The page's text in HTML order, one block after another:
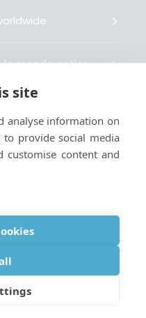
le monde entier
medicinal en el
All rights reserved
site
analyse information on
to provide social media
customise content and